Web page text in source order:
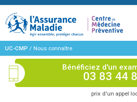
UC-CMP / Nous connaître
Bénéficiez d'un
03 83 44
prix d'un appel